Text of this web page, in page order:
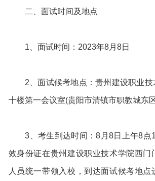
二、面试时间及地点
1、面试时间：2023年8月8日
2、面试候考地点：贵州建设职业技
十楼第一会议室(贵阳市清镇市职教城东
3、考生到达时间：8月8日上午8点
效身份证在贵州建设职业技术学院西门
人员统一带领入校，到达面试候考地点